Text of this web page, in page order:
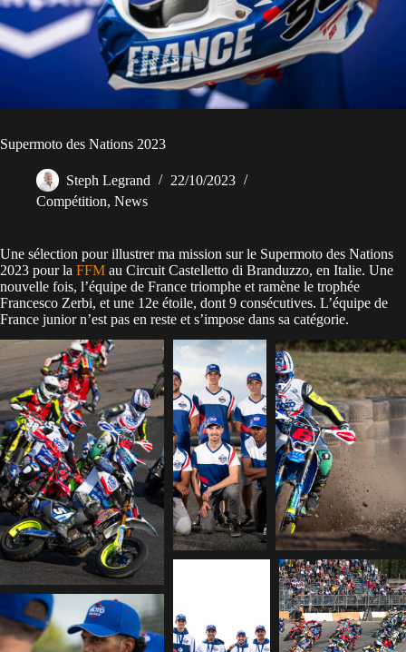
Supermoto des Nations 2023
Steph Legrand
22/10/2023
Compétition, News
Une sélection pour illustrer ma mission sur le Supermoto des Nations
2023 pour la FFM au Circuit Castelletto di Branduzzo, en Italie. Une
nouvelle fois, l’équipe de France triomphe et ramène le trophée
Francesco Zerbi, et une 12e étoile, dont 9 consécutives. L’équipe de
France junior n’est pas en reste et s’impose dans sa catégorie.